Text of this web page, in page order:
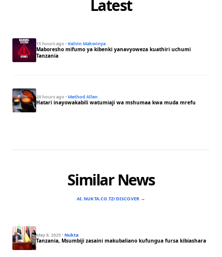
Latest
15 hours ago · Kelvin Makwinya
Maboresho mifumo ya kibenki yanavyoweza kuathiri uchumi
Tanzania
20 hours ago · Method Allen
Hatari inayowakabili watumiaji wa mshumaa kwa muda mrefu
Similar News
AI.NUKTA.CO.TZ/DISCOVER →
May 8, 2025· Nukta
Tanzania, Msumbiji zasaini makubaliano kufungua fursa kibiashara